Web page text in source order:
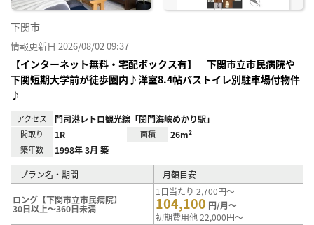
下関市
情報更新日 2026/08/02 09:37
【インターネット無料・宅配ボックス有】 下関市立市民病院や
下関短期大学前が徒歩圏内♪洋室8.4帖バストイレ別駐車場付物件
♪
アクセス 門司港レトロ観光線「関門海峡めかり駅」
間取り 1R 面積 26m²
築年数 1998年 3月 築
プラン名・期間 月額目安
ロング【下関市立市民病院】
30日以上～360日未満
1日当たり 2,700円～
104,100 円/月～
初期費用他 22,000円～